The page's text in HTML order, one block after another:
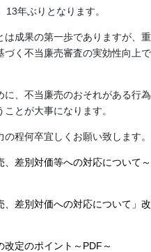
年ぶりとなります。
成果の第一歩でありますが、重
く不当廉売審査の実効性向上で
、不当廉売のおそれがある行為
とが大事になります。
程何卒宜しくお願い致します。
差別対価等への対応について～
、差別対価への対応について」改
改定のポイント～PDF～